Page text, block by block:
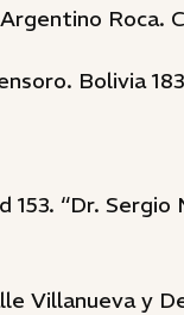
Roca.
Bolivia
“Dr. Sergio
Villanueva y